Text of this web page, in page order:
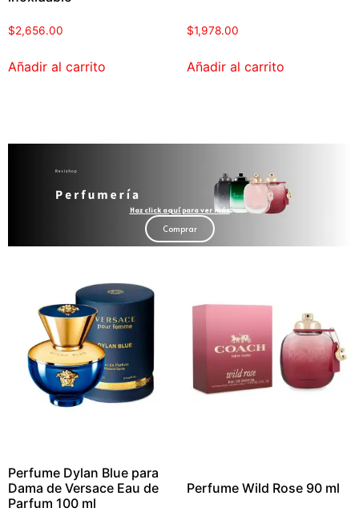
$2,656.00
Añadir al carrito
$1,978.00
Añadir al carrito
Haz click aquí para ver más
Comprar
Perfume Dylan Blue para
Dama de Versace Eau de
Parfum 100 ml
Perfume Wild Rose 90 ml